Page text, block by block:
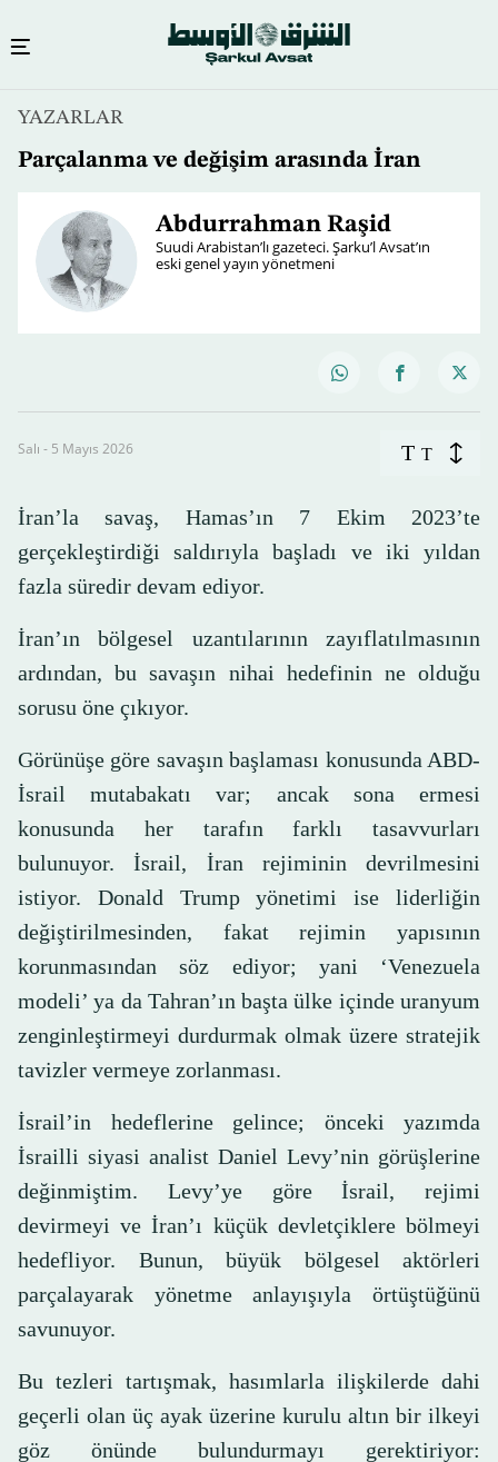
YAZARLAR
Parçalanma ve değişim arasında İran
Abdurrahman Raşid
Suudi Arabistan’lı gazeteci. Şarku’l Avsat’ın
eski genel yayın yönetmeni
Salı - 5 Mayıs 2026 T T
İran’la savaş, Hamas’ın 7 Ekim 2023’te
gerçekleştirdiği saldırıyla başladı ve iki yıldan
fazla süredir devam ediyor.
İran’ın bölgesel uzantılarının zayıflatılmasının
ardından, bu savaşın nihai hedefinin ne olduğu
sorusu öne çıkıyor.
Görünüşe göre savaşın başlaması konusunda ABD-
İsrail mutabakatı var; ancak sona ermesi
konusunda her tarafın farklı tasavvurları
bulunuyor. İsrail, İran rejiminin devrilmesini
istiyor. Donald Trump yönetimi ise liderliğin
değiştirilmesinden, fakat rejimin yapısının
korunmasından söz ediyor; yani ‘Venezuela
modeli’ ya da Tahran’ın başta ülke içinde uranyum
zenginleştirmeyi durdurmak olmak üzere stratejik
tavizler vermeye zorlanması.
İsrail’in hedeflerine gelince; önceki yazımda
İsrailli siyasi analist Daniel Levy’nin görüşlerine
değinmiştim. Levy’ye göre İsrail, rejimi
devirmeyi ve İran’ı küçük devletçiklere bölmeyi
hedefliyor. Bunun, büyük bölgesel aktörleri
parçalayarak yönetme anlayışıyla örtüştüğünü
savunuyor.
Bu tezleri tartışmak, hasımlarla ilişkilerde dahi
geçerli olan üç ayak üzerine kurulu altın bir ilkeyi
göz önünde bulundurmayı gerektiriyor: